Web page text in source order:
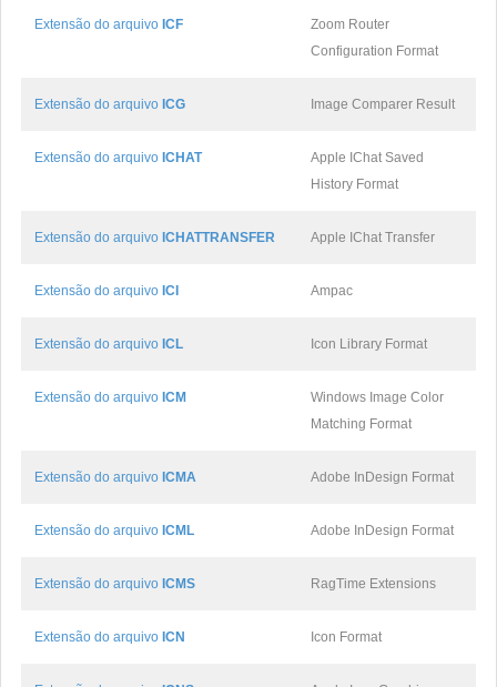
Extensão do arquivo ICF
Zoom Router
Configuration Format
Extensão do arquivo ICG Image Comparer Result
Extensão do arquivo ICHAT
Apple IChat Saved
History Format
Extensão do arquivo ICHATTRANSFER Apple IChat Transfer
Extensão do arquivo ICI Ampac
Extensão do arquivo ICL Icon Library Format
Extensão do arquivo ICM
Windows Image Color
Matching Format
Extensão do arquivo ICMA Adobe InDesign Format
Extensão do arquivo ICML Adobe InDesign Format
Extensão do arquivo ICMS RagTime Extensions
Extensão do arquivo ICN Icon Format